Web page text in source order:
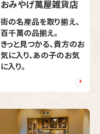
おみやげ萬屋雑貨店
街の名産品を取り揃え、
百千萬の品揃え。
きっと見つかる、貴方のお
気に入り、あの子のお気
に入り。